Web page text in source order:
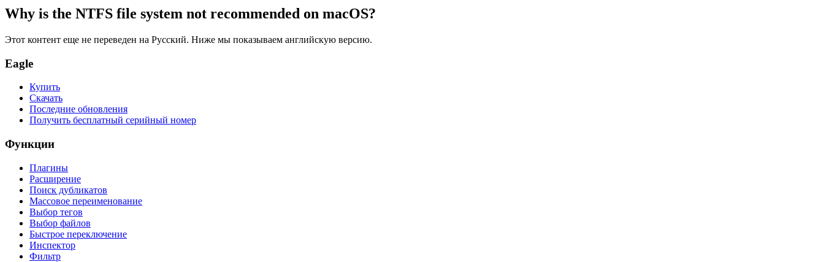
Why is the NTFS file system not recommended on macOS?
Этот контент еще не переведен на Русский. Ниже мы показываем английскую версию.
Eagle
Купить
Скачать
Последние обновления
Получить бесплатный серийный номер
Функции
Плагины
Расширение
Поиск дубликатов
Массовое переименование
Выбор тегов
Выбор файлов
Быстрое переключение
Инспектор
Фильтр